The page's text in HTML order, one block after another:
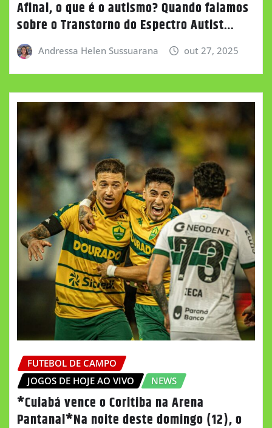
Afinal, o que é o autismo? Quando falamos
sobre o Transtorno do Espectro Autist…
Andressa Helen Sussuarana out 27, 2025
FUTEBOL DE CAMPO
JOGOS DE HOJE AO VIVO
NEWS
*Cuiabá vence o Coritiba na Arena
Pantanal*Na noite deste domingo (12), o